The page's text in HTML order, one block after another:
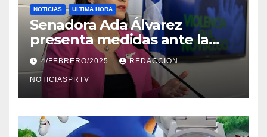
NOTICIAS ULTIMA HORA
Senadora Ada Álvarez
presenta medidas ante la
violencia en el noviazgo
4/FEBRERO/2025 REDACCION
NOTICIASPRTV